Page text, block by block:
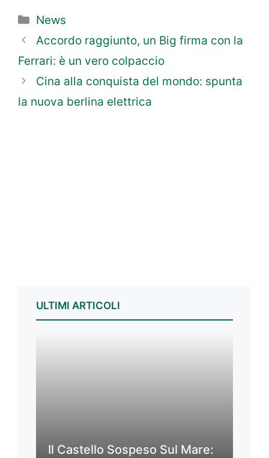
Categorie
News
Accordo raggiunto, un Big firma con la
Ferrari: è un vero colpaccio
Cina alla conquista del mondo: spunta
la nuova berlina elettrica
ULTIMI ARTICOLI
Il Castello Sospeso Sul Mare: